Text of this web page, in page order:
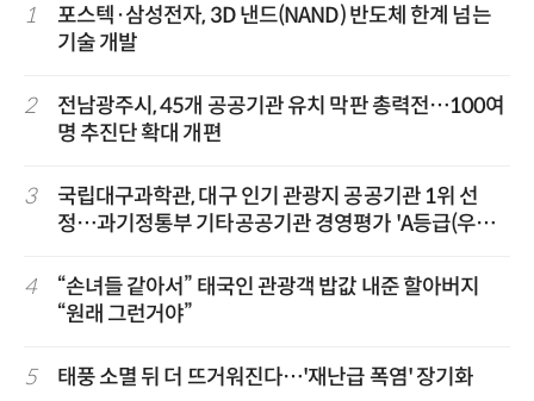
1
포스텍·삼성전자, 3D 낸드(NAND) 반도체 한계 넘는
기술 개발
2
전남광주시, 45개 공공기관 유치 막판 총력전…100여
명 추진단 확대 개편
3
국립대구과학관, 대구 인기 관광지 공공기관 1위 선
정…과기정통부 기타공공기관 경영평가 'A등급(우수)'
4
“손녀들 같아서” 태국인 관광객 밥값 내준 할아버지
“원래 그런거야”
5 태풍 소멸 뒤 더 뜨거워진다…'재난급 폭염' 장기화